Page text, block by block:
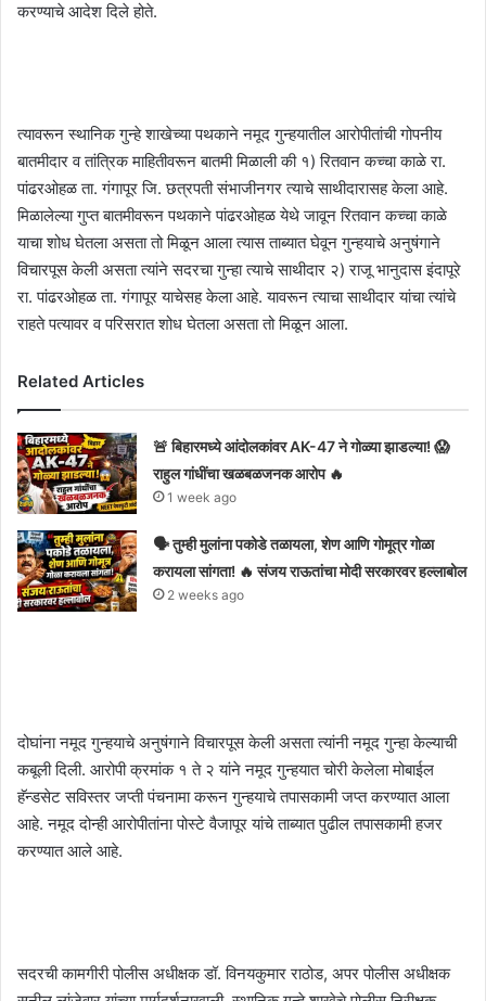
करण्याचे आदेश दिले होते.
त्यावरून स्थानिक गुन्हे शाखेच्या पथकाने नमूद गुन्हयातील आरोपीतांची गोपनीय
बातमीदार व तांत्रिक माहितीवरून बातमी मिळाली की १) रितवान कच्चा काळे रा.
पांढरओहळ ता. गंगापूर जि. छत्रपती संभाजीनगर त्याचे साथीदारासह केला आहे.
मिळालेल्या गुप्त बातमीवरून पथकाने पांढरओहळ येथे जावून रितवान कच्चा काळे
याचा शोध घेतला असता तो मिळून आला त्यास ताब्यात घेवून गुन्हयाचे अनुषंगाने
विचारपूस केली असता त्यांने सदरचा गुन्हा त्याचे साथीदार २) राजू भानुदास इंदापूरे
रा. पांढरओहळ ता. गंगापूर याचेसह केला आहे. यावरून त्याचा साथीदार यांचा त्यांचे
राहते पत्यावर व परिसरात शोध घेतला असता तो मिळून आला.
Related Articles
🚨 बिहारमध्ये आंदोलकांवर AK-47 ने गोळ्या झाडल्या! 😱
राहुल गांधींचा खळबळजनक आरोप 🔥
1 week ago
🗣️ तुम्ही मुलांना पकोडे तळायला, शेण आणि गोमूत्र गोळा
करायला सांगता! 🔥 संजय राऊतांचा मोदी सरकारवर हल्लाबोल
2 weeks ago
दोघांना नमूद गुन्हयाचे अनुषंगाने विचारपूस केली असता त्यांनी नमूद गुन्हा केल्याची
कबूली दिली. आरोपी क्रमांक १ ते २ यांने नमूद गुन्हयात चोरी केलेला मोबाईल
हॅन्डसेट सविस्तर जप्ती पंचनामा करून गुन्हयाचे तपासकामी जप्त करण्यात आला
आहे. नमूद दोन्ही आरोपीतांना पोस्टे वैजापूर यांचे ताब्यात पुढील तपासकामी हजर
करण्यात आले आहे.
सदरची कामगीरी पोलीस अधीक्षक डॉ. विनयकुमार राठोड, अपर पोलीस अधीक्षक